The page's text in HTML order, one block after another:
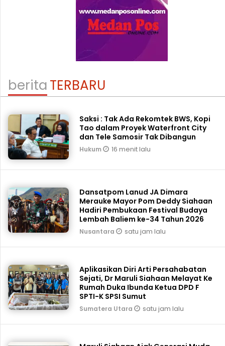
beritaTERBARU
Saksi : Tak Ada Rekomtek BWS, Kopi
Tao dalam Proyek Waterfront City
dan Tele Samosir Tak Dibangun
Hukum 16 menit lalu
Dansatpom Lanud JA Dimara
Merauke Mayor Pom Deddy Siahaan
Hadiri Pembukaan Festival Budaya
Lembah Baliem ke-34 Tahun 2026
Nusantara satu jam lalu
Aplikasikan Diri Arti Persahabatan
Sejati, Dr Maruli Siahaan Melayat Ke
Rumah Duka Ibunda Ketua DPD F
SPTI-K SPSI Sumut
Sumatera Utara satu jam lalu